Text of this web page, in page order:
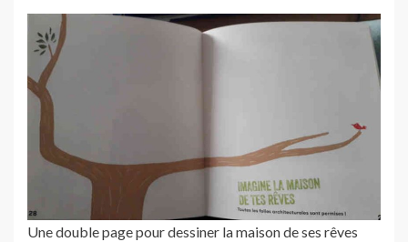
Une double page pour dessiner la maison de ses rêves